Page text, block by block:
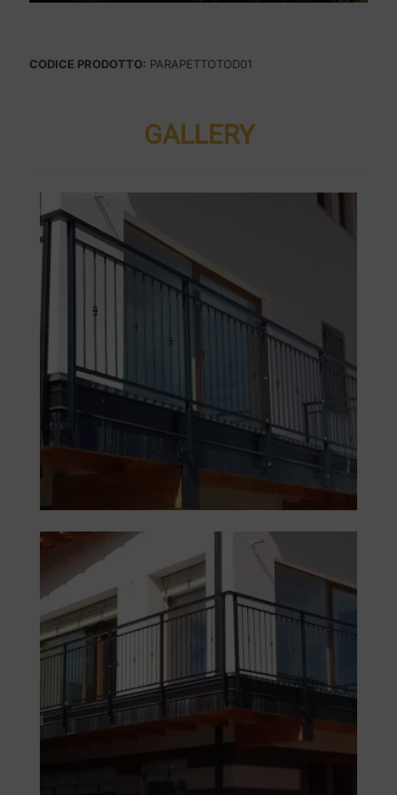
CODICE PRODOTTO: PARAPETTOTOD01
GALLERY